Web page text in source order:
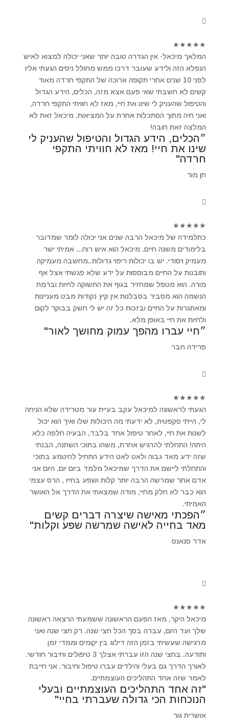
★
★
★
★
★
המלאך מיכאל- אין הגדרה טובה יותר שאני יכולה למצוא לאיש
הנפלא הזה ולידע שעובר דרכו ממש מחולל ניסים הגעתי אליו
לפני 10 שנים אחרי תקופה ארוכה של התקפי חרדה מאוד
קשים לא חשבתי שאי פעם אצא מזה, הכלים, הידע הגדול
והטיפול שהעניק לי שינו את חיי, מאז לא חוויתי התקפי חרדה,
ואני חיה מתוך הסתכלות אחרת על המציאות. מיכאל זאת לא
המלצה זאת חובה!
״הכלים, הידע הגדול והטיפול שהעניק לי
שינו את חיי! מאז לא חוויתי התקפי
חרדה"
חן מור
★
★
★
★
★
כתלמידה של מיכאל הרבה שנים אני יכולה לומר שמדובר
בלימודים משנה חיים. מיכאל הוא איש רוח... אמיתי ישר
מעמיק ויסודי. יש בו יכולות ריפוי גדולות..מחשבה מעמיקה
ותובנות על החיים מבוססות על ידע שלא פגשתי אצל אף
מורה. הוא מטפל שמחזיר בגוף את התשוקה לחיות וברמת
הנשמה הוא מסביר בסבלנות אין קיץ נקודות מבט מעניינות
ומאתגרות על החיים ובזכות כל זה יש לי חשק בבוקר לקום
ולחיות את חיי באופן מלא.
״חיי עברו מהפך עמוק מחושך לאור"
פרידה חבר
★
★
★
★
★
הגעתי לראשונה למיכאל עקב בעיית עור מטרידה שלא הניחה
לי, הייתי סקפטית, לא ידעתי מה היכולות שלו ואיך הוא יכול
לשנות את חיי, לאחר טיפול אחד בלבד, הבעיה חלפה כלא
היתה! התחלתי להרגיש אחרת, משהו בתוכי השתנה, הבנתי
שזה ידע מאד גבוה ולאט לאט הידע התחיל להיטמע בתוכי
והתחלתי ליישם את הדרך שמיכאל מלמד ביום יום. היום אני
אדם אחר שמרשה הרבה יותר קלות ושפע בחייו , הרס עצמי
הוא כבר לא חלק מחיי, מודה שמצאתי את הדרך אל האושר
האמיתי.
״הפכתי מאישה שיצרה דברים קשים
מאד בחייה לאישה שמרשה שפע וקלות"
אדר סנאנס
★
★
★
★
★
מיכאל היקר, מאז הפעם הראשונה ששמעתי הרצאה ראשונה
שלך ועד היום, עברה בסך הכל חצי שנה. רק חצי שנה ואני
מרגישה שעשיתי בזמן הזה דילוג בין יקומים וממדי זמן
ותודעה. בחצי שנה הזו עברתי אצלך 3 טיפולים וחיבור חודשי.
לאורך הדרך גם בעלי והילדים עברו טיפול וחיבור. אני חייבת
לאמר שזה אחד התהליכים העוצמתיים.
"זה אחד התהליכים העוצמתיים ובעלי
הנוכחות הכי גדולה שעברתי בחיי"
אושרית גור